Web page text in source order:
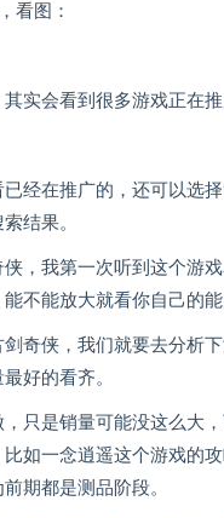
看图：
实会看到很多游戏正在推
经在推广的，还可以选
结果。
，我第一次听到这个游
不能放大就看你自己的能
奇侠，我们就要去分析
好的看齐。
只是销量可能没这么大
如一念逍遥这个游戏的
期都是测品阶段。